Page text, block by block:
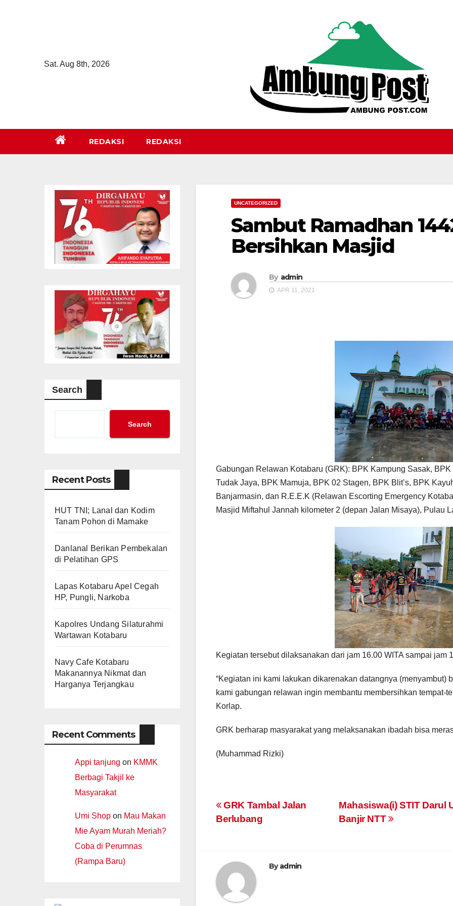
Sat. Aug 8th, 2026
REDAKSI REDAKSI
Search
Search
Recent Posts
HUT TNI; Lanal dan Kodim
Tanam Pohon di Mamake
Danlanal Berikan Pembekalan
di Pelatihan GPS
Lapas Kotabaru Apel Cegah
HP, Pungli, Narkoba
Kapolres Undang Silaturahmi
Wartawan Kotabaru
Navy Cafe Kotabaru
Makanannya Nikmat dan
Harganya Terjangkau
Recent Comments
Appi tanjung on KMMK
Berbagi Takjil ke
Masyarakat
Umi Shop on Mau Makan
Mie Ayam Murah Meriah?
Coba di Perumnas
(Rampa Baru)
UNCATEGORIZED
Sambut Ramadhan
Bersihkan Masjid
By admin
APR 11, 2021
Gabungan Relawan Kotabaru (GRK): BPK Kampung Sasak,
Tudak Jaya, BPK Mamuja, BPK 02 Stagen, BPK Blit’s, BPK
Banjarmasin, dan R.E.E.K (Relawan Escorting Emergency
Masjid Miftahul Jannah kilometer 2 (depan Jalan Misaya), Pulau
Kegiatan tersebut dilaksanakan dari jam 16.00 WITA sampai jam
“Kegiatan ini kami lakukan dikarenakan datangnya (menyambut)
kami gabungan relawan ingin membantu membersihkan tempat-
Korlap.
GRK berharap masyarakat yang melaksanakan ibadah bisa
(Muhammad Rizki)
Post
navigation
Mahasiswa(i) STIT Darul
Banjir NTT
GRK Tambal Jalan
Berlubang
Byadmin